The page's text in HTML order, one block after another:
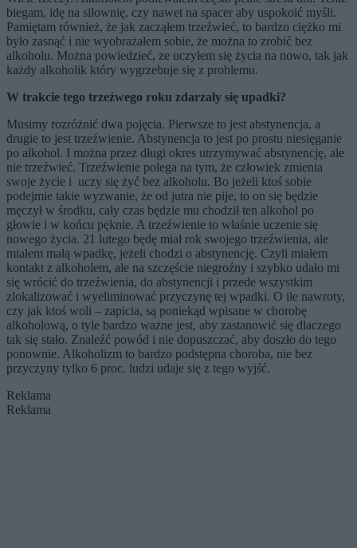
biegam, idę na siłownię, czy nawet na spacer aby uspokoić myśli.
Pamiętam również, że jak zacząłem trzeźwieć, to bardzo ciężko mi
było zasnąć i nie wyobrażałem sobie, że można to zrobić bez
alkoholu. Można powiedzieć, ze uczyłem się życia na nowo, tak jak
każdy alkoholik który wygrzebuje się z problemu.
W trakcie tego trzeźwego roku zdarzały się upadki?
Musimy rozróżnić dwa pojęcia. Pierwsze to jest abstynencja, a
drugie to jest trzeźwienie. Abstynencja to jest po prostu niesięganie
po alkohol. I można przez długi okres utrzymywać abstynencję, ale
nie trzeźwieć. Trzeźwienie polega na tym, że człowiek zmienia
swoje życie i uczy się żyć bez alkoholu. Bo jeżeli ktoś sobie
podejmie takie wyzwanie, że od jutra nie pije, to on się będzie
męczył w środku, cały czas będzie mu chodził ten alkohol po
głowie i w końcu pęknie. A trzeźwienie to właśnie uczenie się
nowego życia. 21 lutego będę miał rok swojego trzeźwienia, ale
miałem małą wpadkę, jeżeli chodzi o abstynencję. Czyli miałem
kontakt z alkoholem, ale na szczęście niegroźny i szybko udało mi
się wrócić do trzeźwienia, do abstynencji i przede wszystkim
zlokalizować i wyeliminować przyczynę tej wpadki. O ile nawroty,
czy jak ktoś woli – zapicia, są poniekąd wpisane w chorobę
alkoholową, o tyle bardzo ważne jest, aby zastanowić się dlaczego
tak się stało. Znaleźć powód i nie dopuszczać, aby doszło do tego
ponownie. Alkoholizm to bardzo podstępna choroba, nie bez
przyczyny tylko 6 proc. ludzi udaje się z tego wyjść.
Reklama
Reklama